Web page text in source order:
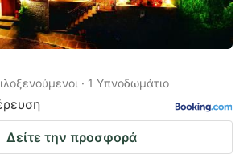
· 1 Υπνοδωμάτιο
Δείτε την προσφορά